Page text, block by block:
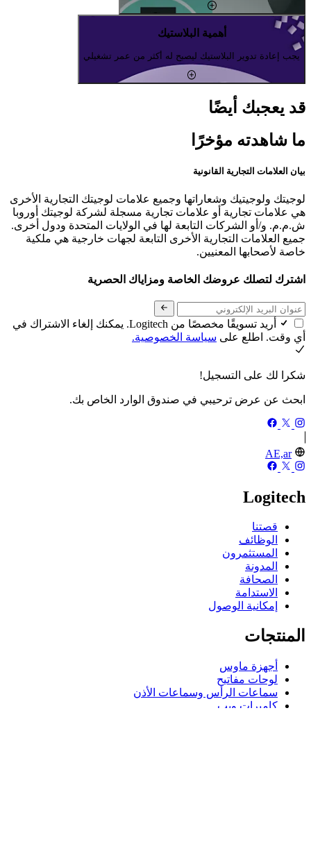
أهمية البلاستيك
يجب إعادة تدوير البلاستيك ليصبح له أكثر من عمر تشغيلي
قد يعجبك أيضًا
ما شاهدته مؤخرًا
بيان العلامات التجارية القانونية
لوجيتك ولوجيتيك وشعاراتها وجميع علامات لوجيتك التجارية الأخرى
هي علامات تجارية أو علامات تجارية مسجلة لشركة لوجيتك أوروبا
ش.م.م. و/أو الشركات التابعة لها في الولايات المتحدة ودول أخرى.
جميع العلامات التجارية الأخرى التابعة لجهات خارجية هي ملكية
خاصة لأصحابها المعنيين.
اشترك لتصلك عروضك الخاصة ومزاياك الحصرية
أريد تسويقًا مخصصًا من Logitech. يمكنك إلغاء الاشتراك في
أي وقت. اطلع على سياسة الخصوصية.
شكرا لك على التسجيل!
ابحث عن عرض ترحيبي في صندوق الوارد الخاص بك.
AE,ar
Logitech
قصتنا
الوظائف
المستثمرون
المدونة
الصحافة
الاستدامة
إمكانية الوصول
المنتجات
أجهزة ماوس
لوحات مفاتيح
سماعات الرأس وسماعات الأذن
كاميرات ويب